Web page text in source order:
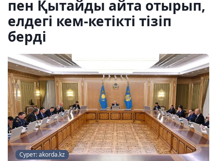
пен Қытайды айта отырып,
елдегі кем-кетікті тізіп
берді
Сурет: akorda.kz